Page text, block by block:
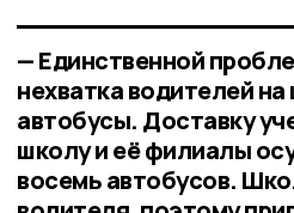
— Единственной
нехватка водителей
автобусы. Доставку
школу и её филиалы
восемь автобусов.